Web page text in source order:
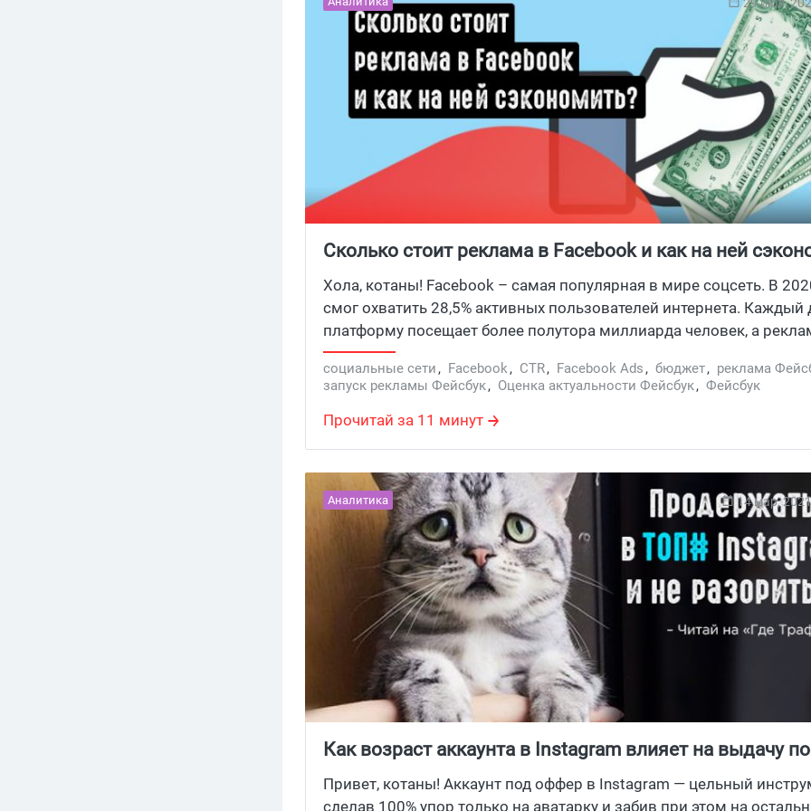
Сколько стоит реклама в Facebook и как на ней
Хола, котаны! Facebook – самая популярная в мире соцсеть. В
смог охватить 28,5% активных пользователей интернета. Каждый
платформу посещает более полутора миллиарда человек, а
позволяет охватить как можно больше потенциальных
поделенных на сегменты. Поскольку на сайте можно найти
всего мира, реклама в Facebook априори не может быть дешевой.
всегда можно найти способ снизить цену и сэкономить
делитесь нашими советами с коллегами.
социальные сети, Facebook, CTR, Facebook Ads, бюджет, реклама
запуск рекламы Фейсбук, Оценка актуальности Фейсбук, Фейсбук
Прочитай за 11 минут
Аналитика 14 мар, 2021
Как возраст аккаунта в Instagram влияет на выдачу
ТОПе по хештегам
Привет, котаны! Аккаунт под оффер в Instagram — цельный
сделав 100% упор только на аватарку и забив при этом на